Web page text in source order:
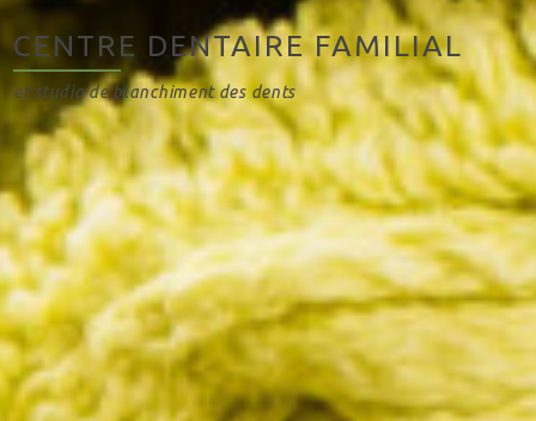
CENTRE DENTAIRE FAMILIAL
et studio de blanchiment des dents